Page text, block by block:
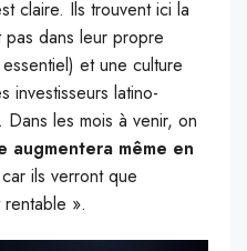
claire. Ils trouvent ici la
pas dans leur propre
et une culture
investisseurs latino-
Dans les mois à venir, on
augmentera même en
ils verront que
rentable ».